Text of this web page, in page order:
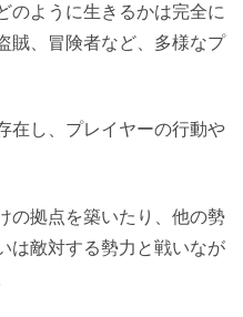
のように生きるかは完全に
賊、冒険者など、多様なプ
在し、プレイヤーの行動や
の拠点を築いたり、他の勢
は敵対する勢力と戦いなが